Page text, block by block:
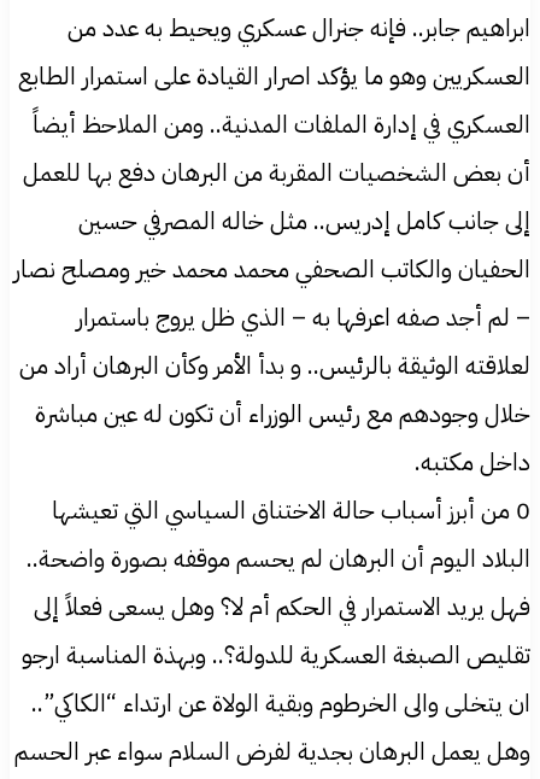
ابراهيم جابر.. فإنه جنرال عسكري ويحيط به عدد من
العسكريين وهو ما يؤكد اصرار القيادة على استمرار الطابع
العسكري في إدارة الملفات المدنية.. ومن الملاحظ أيضاً
أن بعض الشخصيات المقربة من البرهان دفع بها للعمل
إلى جانب كامل إدريس.. مثل خاله المصرفي حسين
الحفيان والكاتب الصحفي محمد محمد خير ومصلح نصار
– لم أجد صفه اعرفها به – الذي ظل يروج باستمرار
لعلاقته الوثيقة بالرئيس.. و بدأ الأمر وكأن البرهان أراد من
خلال وجودهم مع رئيس الوزراء أن تكون له عين مباشرة
داخل مكتبه.
0 من أبرز أسباب حالة الاختناق السياسي التي تعيشها
البلاد اليوم أن البرهان لم يحسم موقفه بصورة واضحة..
فهل يريد الاستمرار في الحكم أم لا؟ وهل يسعى فعلاً إلى
تقليص الصبغة العسكرية للدولة؟.. وبهذة المناسبة ارجو
ان يتخلى والى الخرطوم وبقية الولاة عن ارتداء “الكاكي”..
وهل يعمل البرهان بجدية لفرض السلام سواء عبر الحسم